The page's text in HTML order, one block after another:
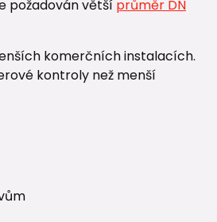
požadován větší průměr DN
komerčních instalacích.
kontroly než menší